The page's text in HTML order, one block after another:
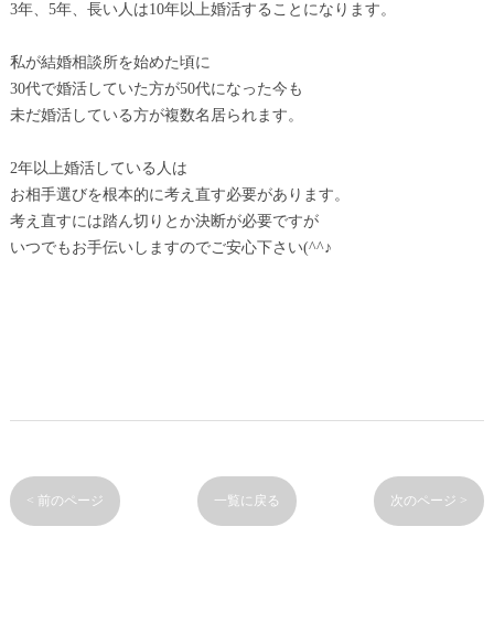
3年、5年、長い人は10年以上婚活することになります。
私が結婚相談所を始めた頃に
30代で婚活していた方が50代になった今も
未だ婚活している方が複数名居られます。
2年以上婚活している人は
お相手選びを根本的に考え直す必要があります。
考え直すには踏ん切りとか決断が必要ですが
いつでもお手伝いしますのでご安心下さい(^^♪
< 前のページ 一覧に戻る 次のページ >